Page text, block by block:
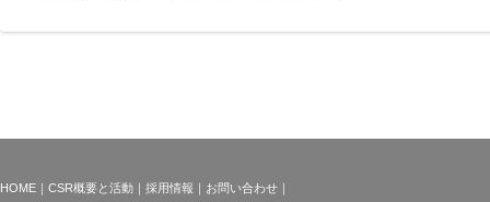
HOME ｜ CSR概要と活動 ｜ 採用情報 ｜ お問い合わせ ｜